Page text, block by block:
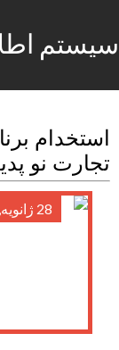
سیستم
استخدام
تجارت نو
28 ژانویه, 2018